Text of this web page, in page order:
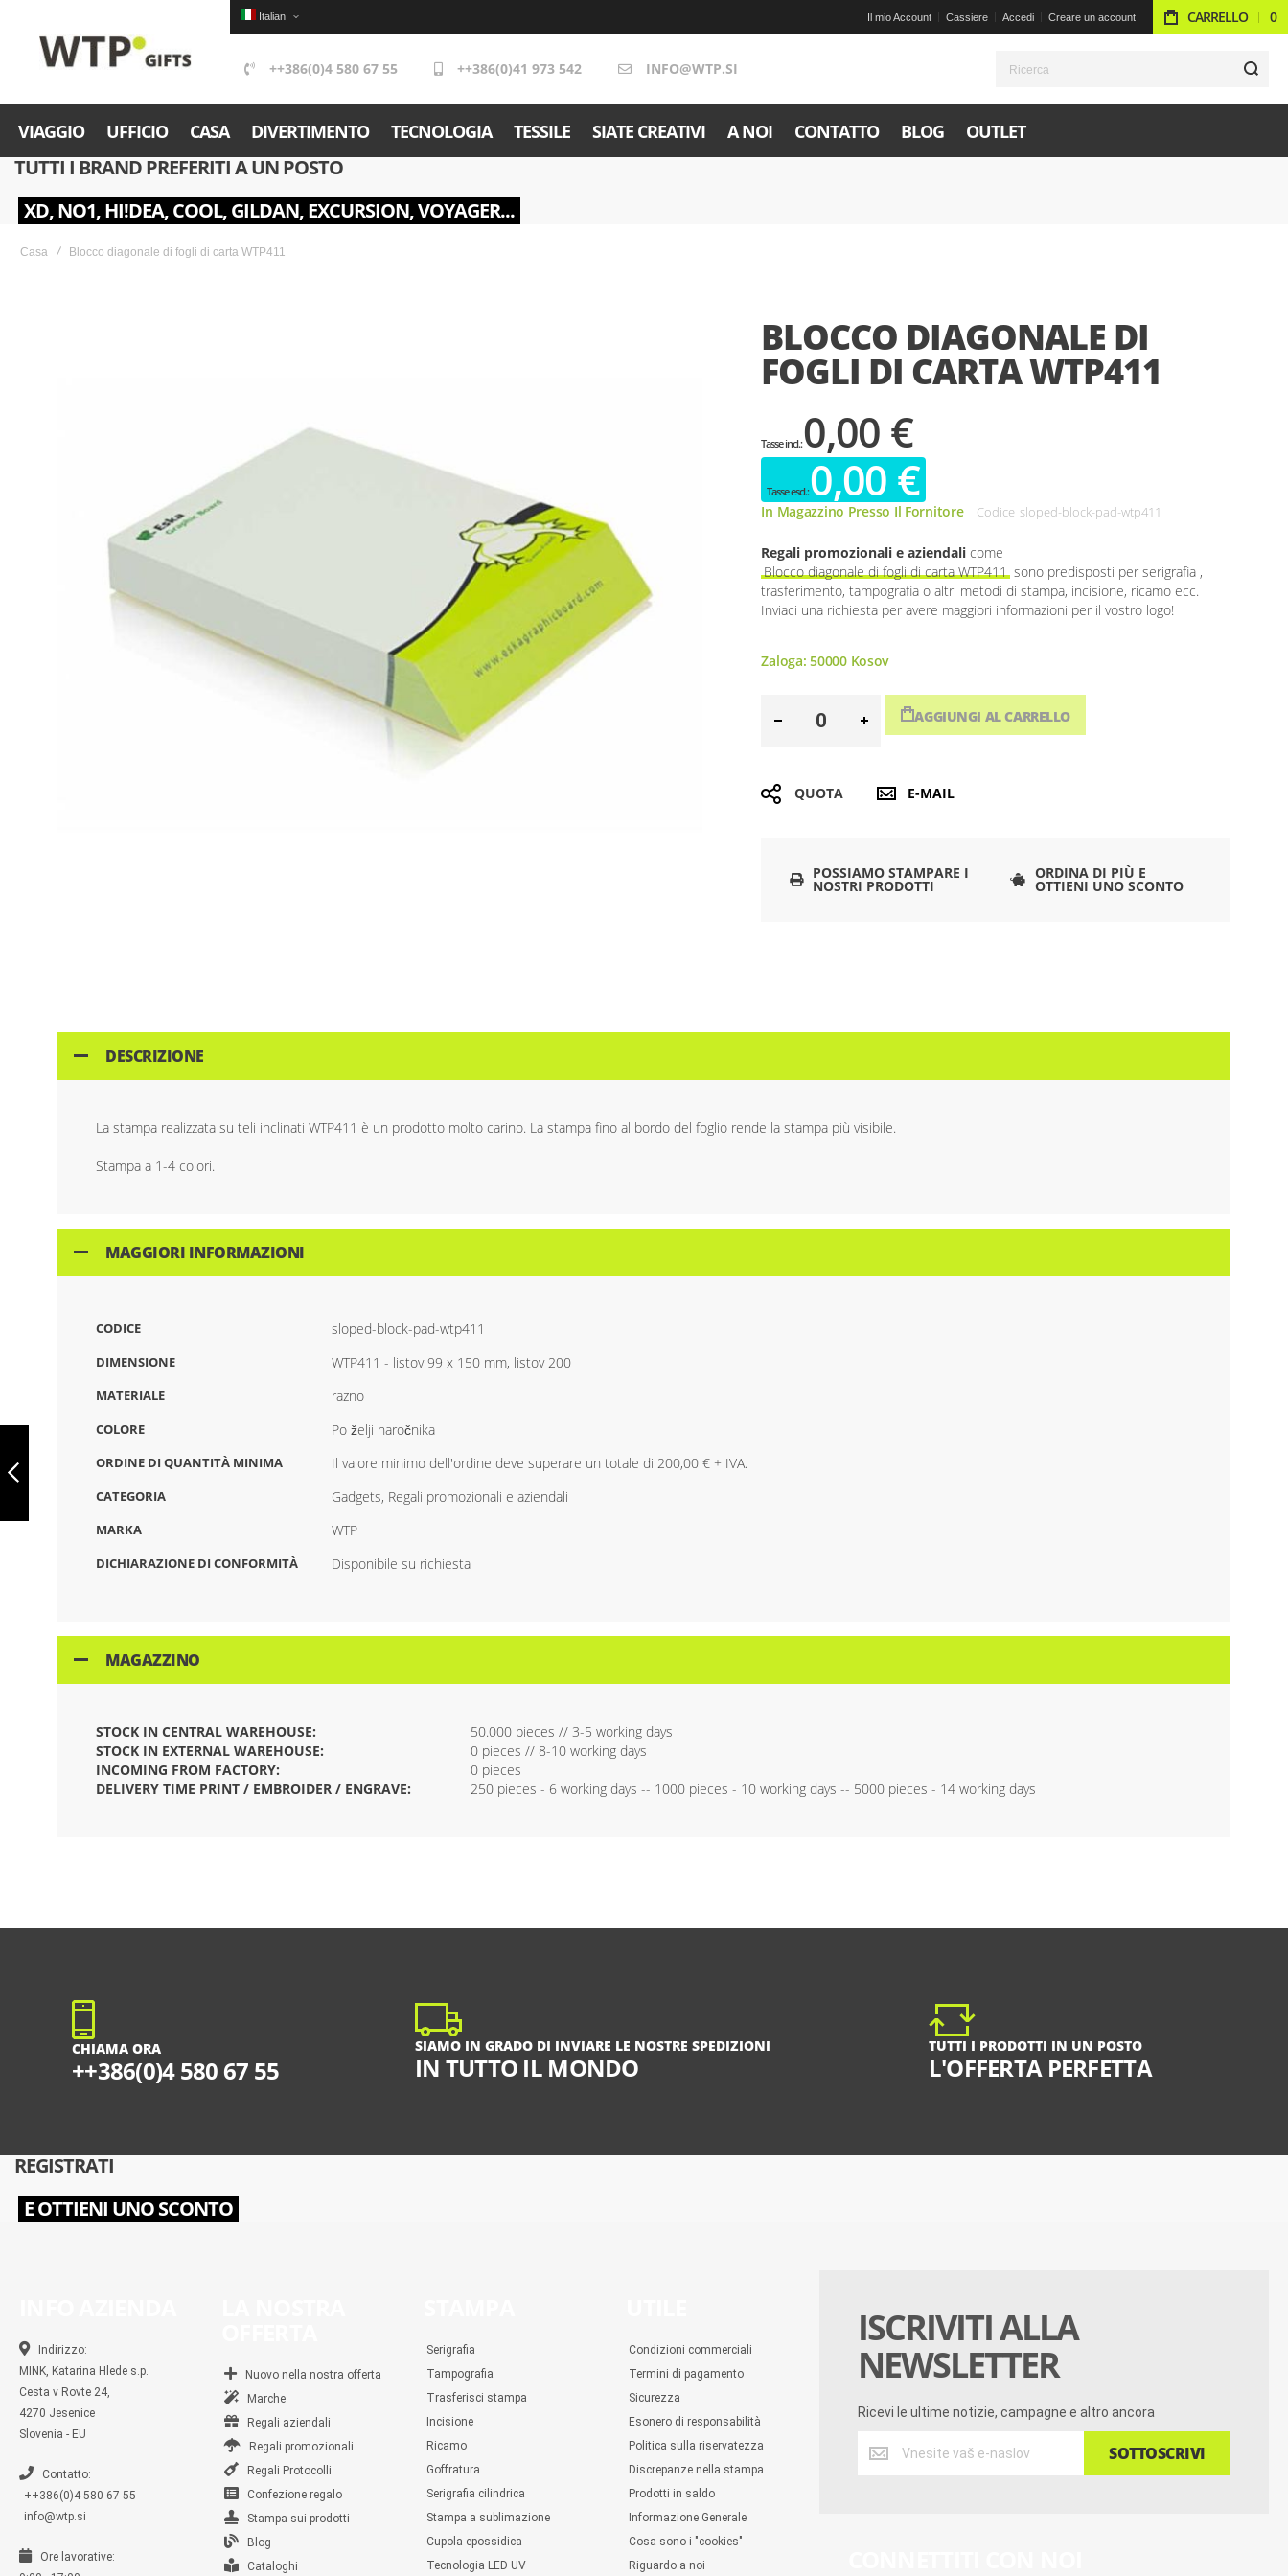
Italian Il mio Account Cassiere Accedi Creare un account CARRELLO 0
++386(0)4 580 67 55 ++386(0)41 973 542 INFO@WTP.SI
VIAGGIO UFFICIO CASA DIVERTIMENTO TECNOLOGIA TESSILE SIATE CREATIVI A NOI CONTATTO BLOG OUTLET
TUTTI I BRAND PREFERITI A UN POSTO
XD, NO1, HI!DEA, COOL, GILDAN, EXCURSION, VOYAGER...
Casa Blocco diagonale di fogli di carta WTP411
the
images
BLOCCO DIAGONALE DI
FOGLI DI CARTA WTP411
0,00 €
0,00 €
In Magazzino Presso Il Fornitore Codice sloped-block-pad-wtp411
Regali promozionali e aziendali come
Blocco diagonale di fogli di carta WTP411 sono predisposti per serigrafia ,
trasferimento, tampografia o altri metodi di stampa, incisione, ricamo ecc.
Inviaci una richiesta per avere maggiori informazioni per il vostro logo!
Zaloga:50000Kosov
AGGIUNGI AL CARRELLO
QUOTA E-MAIL
POSSIAMO STAMPARE I
NOSTRI PRODOTTI
ORDINA DI PIÙ E
OTTIENI UNO SCONTO
FOGLI DI CARTA
DESCRIZIONE
La stampa realizzata su teli inclinati WTP411 è un prodotto molto carino. La stampa fino al bordo del foglio rende la stampa più visibile.
Stampa a 1-4 colori.
MAGGIORI INFORMAZIONI
CODICE sloped-block-pad-wtp411
DIMENSIONE WTP411 - listov 99 x 150 mm, listov 200
MATERIALE razno
COLORE Po želji naročnika
ORDINE DI QUANTITÀ MINIMA Il valore minimo dell'ordine deve superare un totale di 200,00 € + IVA.
CATEGORIA Gadgets, Regali promozionali e aziendali
MARKA WTP
DICHIARAZIONE DI CONFORMITÀ Disponibile su richiesta
MAGAZZINO
STOCK IN CENTRAL WAREHOUSE:
50.000 pieces // 3-5 working days
STOCK IN EXTERNAL WAREHOUSE:
0 pieces // 8-10 working days
INCOMING FROM FACTORY:
0 pieces
DELIVERY TIME PRINT / EMBROIDER / ENGRAVE:
250 pieces - 6 working days -- 1000 pieces - 10 working days -- 5000 pieces - 14 working days
CHIAMA ORA
++386(0)4 580 67 55
SIAMO IN GRADO DI INVIARE LE NOSTRE SPEDIZIONI
IN TUTTO IL MONDO
TUTTI I PRODOTTI IN UN POSTO
L'OFFERTA PERFETTA
REGISTRATI
E OTTIENI UNO SCONTO
ISCRIVITI ALLA
NEWSLETTER
Ricevi le ultime notizie, campagne e altro ancora
SOTTOSCRIVI
Indirizzo:
MINK, Katarina Hlede s.p.
Cesta v Rovte 24,
4270 Jesenice
Slovenia - EU
Contatto:
++386(0)4 580 67 55
info@wtp.si
Ore lavorative:
Nuovo nella nostra offerta
Marche
Regali aziendali
Regali promozionali
Regali Protocolli
Confezione regalo
Stampa sui prodotti
Blog
Cataloghi
Serigrafia
Tampografia
Trasferisci stampa
Incisione
Ricamo
Goffratura
Serigrafia cilindrica
Stampa a sublimazione
Cupola epossidica
Tecnologia LED UV
Condizioni commerciali
Termini di pagamento
Sicurezza
Esonero di responsabilità
Politica sulla riservatezza
Discrepanze nella stampa
Prodotti in saldo
Informazione Generale
Cosa sono i "cookies"
Riguardo a noi